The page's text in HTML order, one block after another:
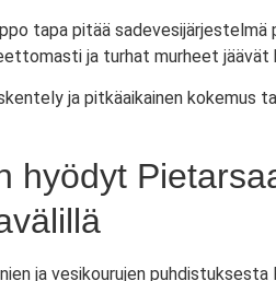
tapa pitää
ja turhat murheet jäävät
ja pitkäaikainen
hyödyt
ja vesikourujen